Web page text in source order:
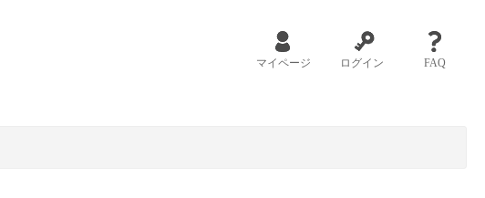
マイページ ログイン FAQ